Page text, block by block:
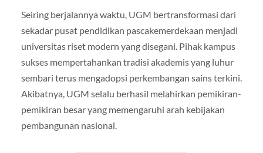
Seiring berjalannya waktu, UGM bertransformasi dari
sekadar pusat pendidikan pascakemerdekaan menjadi
universitas riset modern yang disegani. Pihak kampus
sukses mempertahankan tradisi akademis yang luhur
sembari terus mengadopsi perkembangan sains terkini.
Akibatnya, UGM selalu berhasil melahirkan pemikiran-
pemikiran besar yang memengaruhi arah kebijakan
pembangunan nasional.